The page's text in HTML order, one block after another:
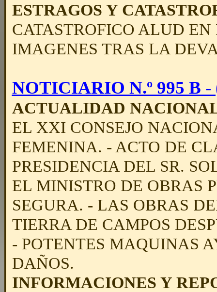
ESTRAGOS Y
CATASTROFICO ALUD
IMAGENES TRAS LA
NOTICIARIO N.º 995 B -
ACTUALIDAD
EL XXI CONSEJO
FEMENINA. - ACTO DE
PRESIDENCIA DEL SR.
EL MINISTRO DE OBRAS
SEGURA. - LAS OBRAS
TIERRA DE CAMPOS
- POTENTES MAQUINAS
DAÑOS.
INFORMACIONES Y